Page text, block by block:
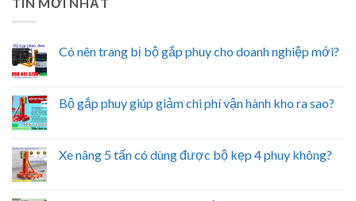
Có nên trang bị bộ gắp phuy cho doanh nghiệp mới?
Bộ gắp phuy giúp giảm chi phí vận hành kho ra sao?
Xe nâng 5 tấn có dùng được bộ kẹp 4 phuy không?